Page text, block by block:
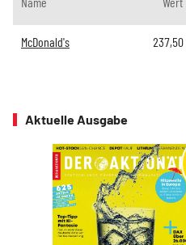
McDonald's 237,50
Aktuelle Ausgabe